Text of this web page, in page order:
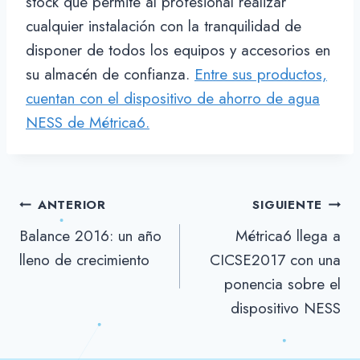
cualquier instalación con la tranquilidad de
disponer de todos los equipos y accesorios en
su almacén de confianza. Entre sus productos,
cuentan con el dispositivo de ahorro de agua
NESS de Métrica6.
Navegación
de
ANTERIOR
Balance 2016: un año
lleno de crecimiento
SIGUIENTE
Métrica6 llega a
CICSE2017 con una
ponencia sobre el
dispositivo NESS